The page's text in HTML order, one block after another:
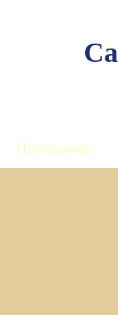
Программы